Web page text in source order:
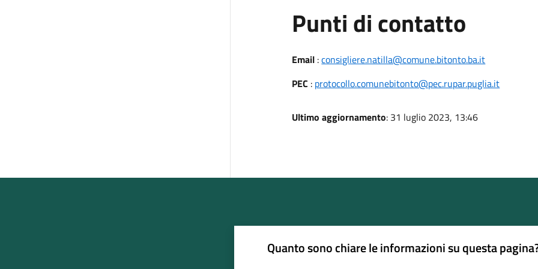
Punti di contatto
Email :consigliere.natilla@comune.bitonto.ba.it
PEC : protocollo.comunebitonto@pec.rupar.puglia.it
Ultimo aggiornamento: 31 luglio 2023, 13:46
Quanto sono chiare le informazioni su questa